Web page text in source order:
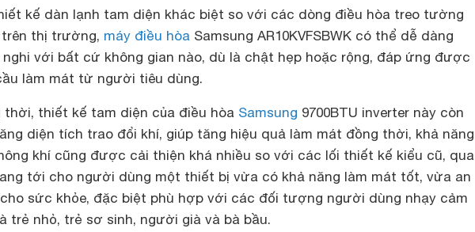
kế dàn lạnh tam diện khác biệt so với các dòng điều hòa treo tường
thị trường, máy điều hòa Samsung AR10KVFSBWK có thể dễ dàng
với bất cứ không gian nào, dù là chật hẹp hoặc rộng, đáp ứng được
làm mát từ người tiêu dùng.
thời, thiết kế tam diện của điều hòa Samsung 9700BTU inverter này còn
diện tích trao đổi khí, giúp tăng hiệu quả làm mát đồng thời, khả năng
khí cũng được cải thiện khá nhiều so với các lối thiết kế kiểu cũ, qua
tới cho người dùng một thiết bị vừa có khả năng làm mát tốt, vừa an
sức khỏe, đặc biệt phù hợp với các đối tượng người dùng nhạy cảm
trẻ nhỏ, trẻ sơ sinh, người già và bà bầu.